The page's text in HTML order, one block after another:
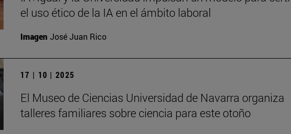
el uso ético de la IA en el ámbito laboral
Imagen José Juan Rico
17 | 10 | 2025
El Museo de Ciencias Universidad de Navarra organiza
talleres familiares sobre ciencia para este otoño